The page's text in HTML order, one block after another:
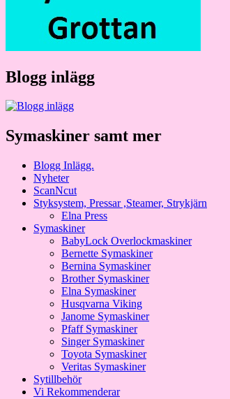
Blogg inlägg
Symaskiner samt mer
Blogg Inlägg.
Nyheter
ScanNcut
Styksystem, Pressar ,Steamer, Strykjärn
Elna Press
Symaskiner
BabyLock Overlockmaskiner
Bernette Symaskiner
Bernina Symaskiner
Brother Symaskiner
Elna Symaskiner
Husqvarna Viking
Janome Symaskiner
Pfaff Symaskiner
Singer Symaskiner
Toyota Symaskiner
Veritas Symaskiner
Sytillbehör
Vi Rekommenderar